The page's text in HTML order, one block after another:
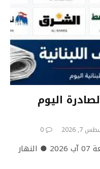
اليوم
7, 2026
0
عناوين الصحف الصادرة اليوم الجمعة 07 آب 2026 ● النهار